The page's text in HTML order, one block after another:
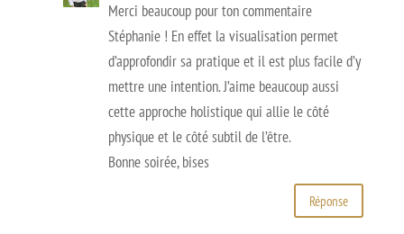
Merci beaucoup pour ton commentaire
Stéphanie ! En effet la visualisation permet
d’approfondir sa pratique et il est plus facile d’y
mettre une intention. J’aime beaucoup aussi
cette approche holistique qui allie le côté
physique et le côté subtil de l’être.
Bonne soirée, bises
Réponse